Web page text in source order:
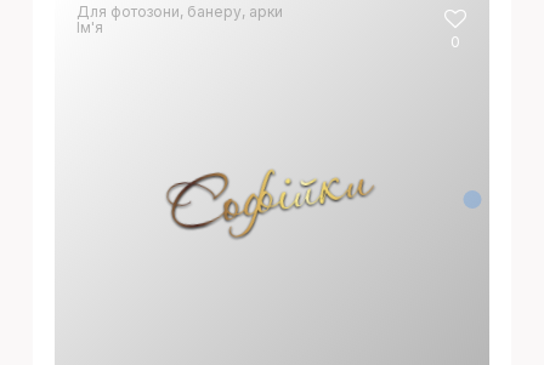
Софiйки
Для фотозони, банеру, арки
Ім'я
0